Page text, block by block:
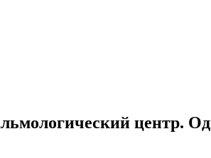
центр.